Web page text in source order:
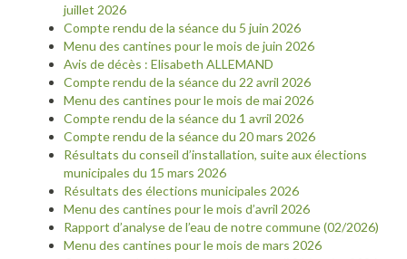
juillet 2026
Compte rendu de la séance du 5 juin 2026
Menu des cantines pour le mois de juin 2026
Avis de décès : Elisabeth ALLEMAND
Compte rendu de la séance du 22 avril 2026
Menu des cantines pour le mois de mai 2026
Compte rendu de la séance du 1 avril 2026
Compte rendu de la séance du 20 mars 2026
Résultats du conseil d’installation, suite aux élections
municipales du 15 mars 2026
Résultats des élections municipales 2026
Menu des cantines pour le mois d’avril 2026
Rapport d’analyse de l’eau de notre commune (02/2026)
Menu des cantines pour le mois de mars 2026